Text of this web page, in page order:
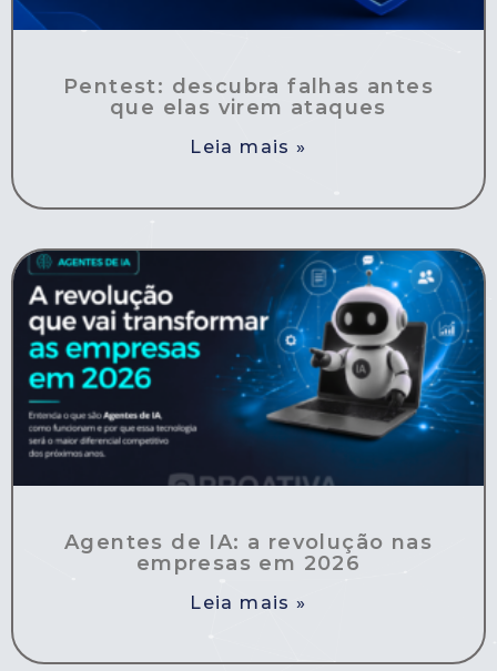
Pentest: descubra falhas antes
que elas virem ataques
Leia mais »
Agentes de IA: a revolução nas
empresas em 2026
Leia mais »